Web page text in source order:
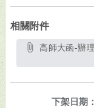
相關附件
高師大函-辦理113學年度「科技教育碩士在職專班-週末
下架日期：